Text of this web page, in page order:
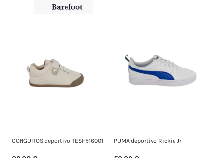
CONGUITOS deportivo TESH516001 PUMA deportivo Rickie Jr